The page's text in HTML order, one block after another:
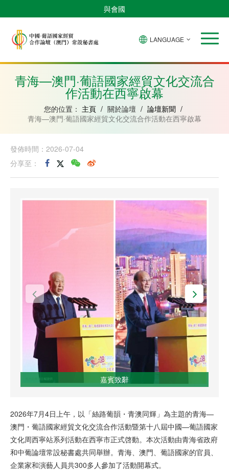
與會國
安
比
紹
內
亞
克
和
普
比
LANGUAGE
青海—澳門·葡語國家經貿文化交流合
作活動在西寧啟幕
您的位置： 主頁 / 關於論壇 / 論壇新聞 /
青海—澳門·葡語國家經貿文化交流合作活動在西寧啟幕
發佈時間：2026-07-04
分享至：
嘉賓致辭
2026年7月4日上午，以「絲路葡韻・青澳同輝」為主題的青海—
澳門・葡語國家經貿文化交流合作活動暨第十八屆中國—葡語國家
文化周西寧站系列活動在西寧市正式啓動。本次活動由青海省政府
和中葡論壇常設秘書處共同舉辦。青海、澳門、葡語國家的官員、
企業家和演藝人員共300多人參加了活動開幕式。